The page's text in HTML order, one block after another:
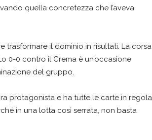
quella concretezza che l’aveva
trasformare il dominio in risultati. La corsa
0-0 contro il Crema è un’occasione
del gruppo.
protagonista e ha tutte le carte in regola
in una lotta così serrata, non basta